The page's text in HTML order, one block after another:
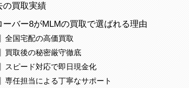
の買取実績
ーバー8がMLMの買取で選ばれる理由
全国宅配の高価買取
買取後の秘密厳守徹底
スピード対応で即日現金化
専任担当による丁寧なサポート